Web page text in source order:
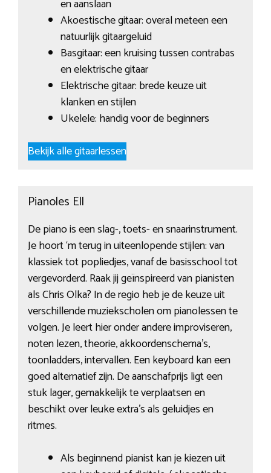
en aanslaan
Akoestische gitaar: overal meteen een
natuurlijk gitaargeluid
Basgitaar: een kruising tussen contrabas
en elektrische gitaar
Elektrische gitaar: brede keuze uit
klanken en stijlen
Ukelele: handig voor de beginners
Bekijk alle gitaarlessen
Pianoles Ell
De piano is een slag-, toets- en snaarinstrument.
Je hoort ‘m terug in uiteenlopende stijlen: van
klassiek tot popliedjes, vanaf de basisschool tot
vergevorderd. Raak jij geïnspireerd van pianisten
als Chris Olka? In de regio heb je de keuze uit
verschillende muziekscholen om pianolessen te
volgen. Je leert hier onder andere improviseren,
noten lezen, theorie, akkoordenschema’s,
toonladders, intervallen. Een keyboard kan een
goed alternatief zijn. De aanschafprijs ligt een
stuk lager, gemakkelijk te verplaatsen en
beschikt over leuke extra’s als geluidjes en
ritmes.
Als beginnend pianist kan je kiezen uit